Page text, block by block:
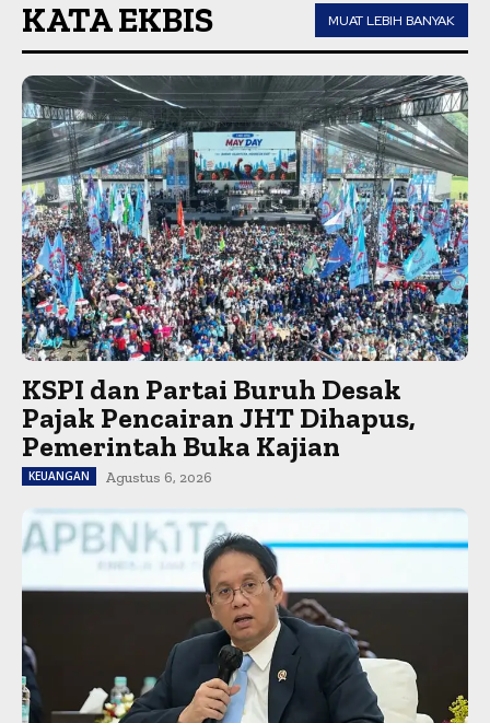
KATA EKBIS MUAT LEBIH BANYAK
KSPI dan Partai Buruh Desak
Pajak Pencairan JHT Dihapus,
Pemerintah Buka Kajian
KEUANGAN Agustus 6, 2026